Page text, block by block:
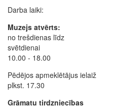
Darba laiki:
Muzejs atvērts:
no trešdienas līdz
svētdienai
10.00 - 18.00
Pēdējos apmeklētājus ielaiž
plkst. 17.30
Grāmatu tirdzniecības